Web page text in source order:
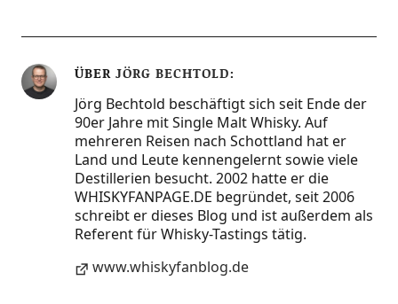
ÜBER JÖRG BECHTOLD
Jörg Bechtold beschäftigt sich seit Ende der
90er Jahre mit Single Malt Whisky. Auf
mehreren Reisen nach Schottland hat er
Land und Leute kennengelernt sowie viele
Destillerien besucht. 2002 hatte er die
WHISKYFANPAGE.DE begründet, seit 2006
schreibt er dieses Blog und ist außerdem als
Referent für Whisky-Tastings tätig.
www.whiskyfanblog.de